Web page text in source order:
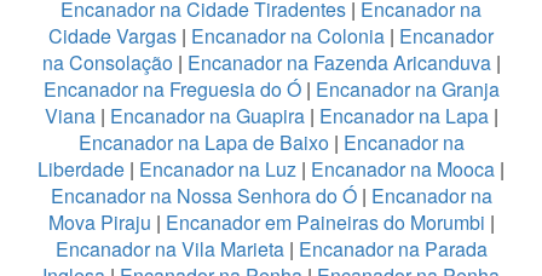
Encanador na Cidade Tiradentes | Encanador na
Cidade Vargas | Encanador na Colonia | Encanador
na Consolação | Encanador na Fazenda Aricanduva|
Encanador na Freguesia do Ó| Encanador na Granja
Viana| Encanador na Guapira| Encanador na Lapa|
Encanador na Lapa de Baixo | Encanador na
Liberdade | Encanador na Luz | Encanador na Mooca |
Encanador na Nossa Senhora do Ó| Encanador na
Mova Piraju | Encanador em Paineiras do Morumbi |
Encanador na Vila Marieta| Encanador na Parada